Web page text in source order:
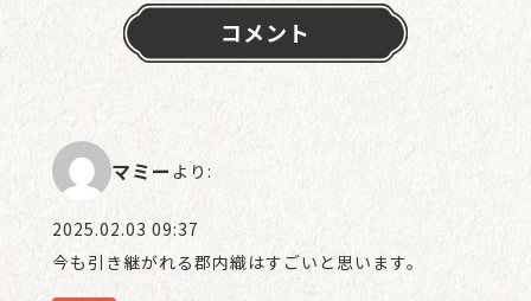
コメント
マミー より:
2025.02.03 09:37
今も引き継がれる郡内織はすごいと思います。